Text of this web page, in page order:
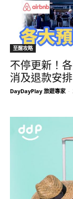
至醒攻略
不停更新！
消及退款安排
DayDayPlay 旅遊專家 -